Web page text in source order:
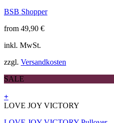
weist
Varianten
Die
können
auf
der
gewählt
werden
BSB Shopper
from 49,90 €
inkl. MwSt.
zzgl. Versandkosten
SALE
+
Dieses
LOVE JOY VICTORY